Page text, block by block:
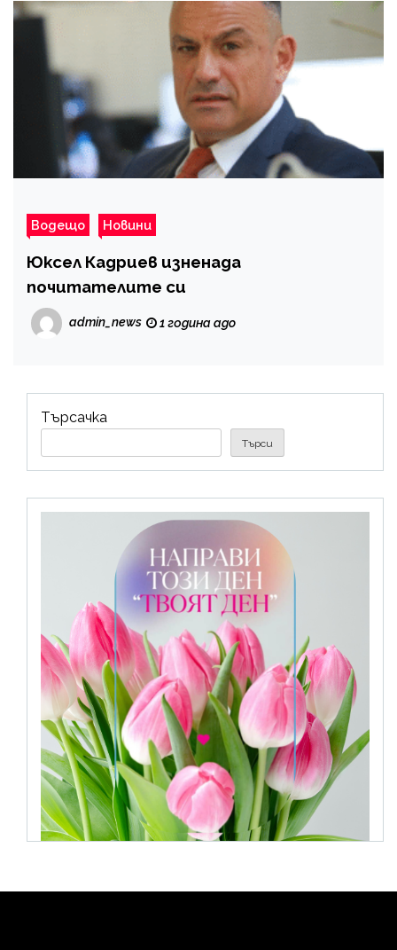
Водещо Новини
Юксел Кадриев изненада
почитателите си
admin_news 1 година ago
Търсачка
Търси